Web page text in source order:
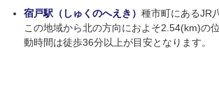
宿戸駅（しゅくのへえき） 種市町にあるJR
この地域から北の方向におよそ2.54(km)の
動時間は徒歩36分以上が目安となります。